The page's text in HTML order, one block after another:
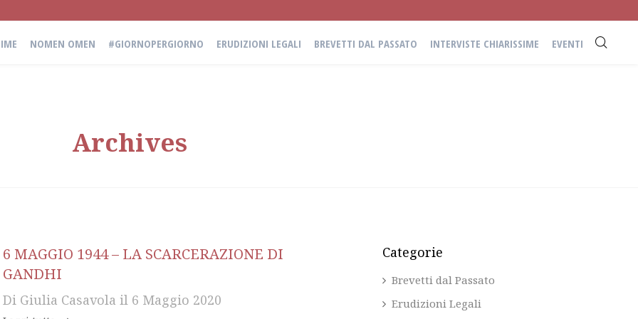
NOMEN OMEN #GIORNOPERGIORNO ERUDIZIONI LEGALI BREVETTI DAL PASSATO INTERVISTE CHIARISSIME EVENTI
Archives
6 MAGGIO 1944 – LA SCARCERAZIONE DI
GANDHI
Di Giulia Casavola il 6 Maggio 2020
Categorie
Brevetti dal Passato
Erudizioni Legali